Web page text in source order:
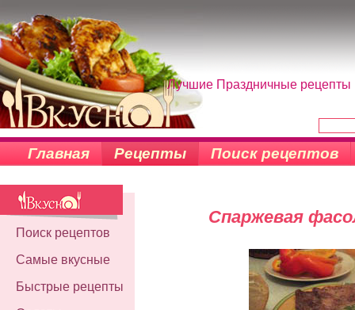
Лучшие Праздничные рецепты
Главная Рецепты Поиск рецептов
Поиск рецептов
Самые вкусные
Быстрые рецепты
Спаржевая